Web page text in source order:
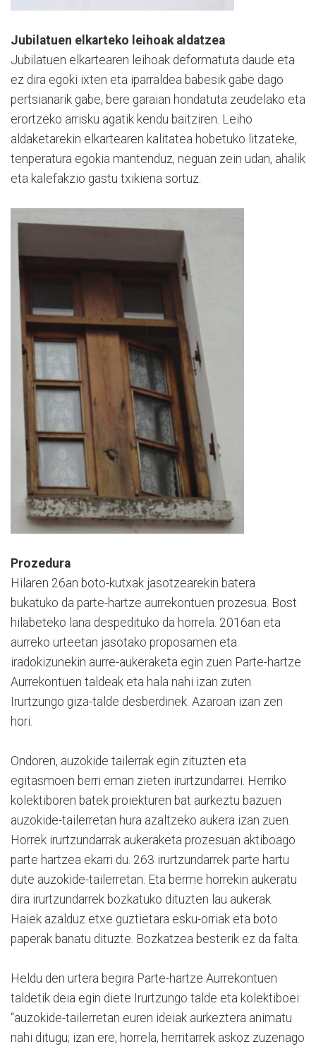
Jubilatuen elkarteko leihoak aldatzea
Jubilatuen elkartearen leihoak deformatuta daude eta
ez dira egoki ixten eta iparraldea babesik gabe dago
pertsianarik gabe, bere garaian hondatuta zeudelako eta
erortzeko arrisku agatik kendu baitziren. Leiho
aldaketarekin elkartearen kalitatea hobetuko litzateke,
tenperatura egokia mantenduz, neguan zein udan, ahalik
eta kalefakzio gastu txikiena sortuz.
Prozedura
Hilaren 26an boto-kutxak jasotzearekin batera
bukatuko da parte-hartze aurrekontuen prozesua. Bost
hilabeteko lana despedituko da horrela. 2016an eta
aurreko urteetan jasotako proposamen eta
iradokizunekin aurre-aukeraketa egin zuen Parte-hartze
Aurrekontuen taldeak eta hala nahi izan zuten
Irurtzungo giza-talde desberdinek. Azaroan izan zen
hori.
Ondoren, auzokide tailerrak egin zituzten eta
egitasmoen berri eman zieten irurtzundarrei. Herriko
kolektiboren batek proiekturen bat aurkeztu bazuen
auzokide-tailerretan hura azaltzeko aukera izan zuen.
Horrek irurtzundarrak aukeraketa prozesuan aktiboago
parte hartzea ekarri du. 263 irurtzundarrek parte hartu
dute auzokide-tailerretan. Eta berme horrekin aukeratu
dira irurtzundarrek bozkatuko dituzten lau aukerak.
Haiek azalduz etxe guztietara esku-orriak eta boto
paperak banatu dituzte. Bozkatzea besterik ez da falta.
Heldu den urtera begira Parte-hartze Aurrekontuen
taldetik deia egin diete Irurtzungo talde eta kolektiboei:
“auzokide-tailerretan euren ideiak aurkeztera animatu
nahi ditugu; izan ere, horrela, herritarrek askoz zuzenago